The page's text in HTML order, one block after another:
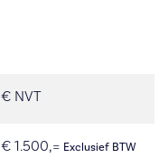
€ NVT
€ 1.500,= Exclusief BTW